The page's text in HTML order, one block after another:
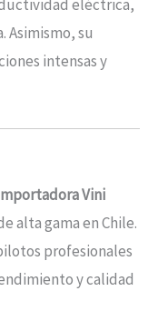
eléctrica,
su
intensas y
Vini
alta gama en Chile.
profesionales
y calidad